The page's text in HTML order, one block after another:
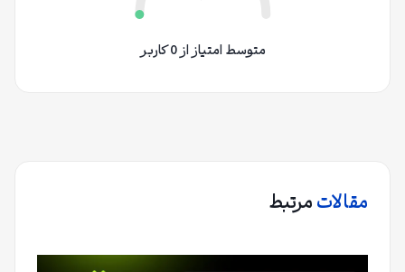
متوسط امتیاز از 0 کاربر
مقالاتمرتبط